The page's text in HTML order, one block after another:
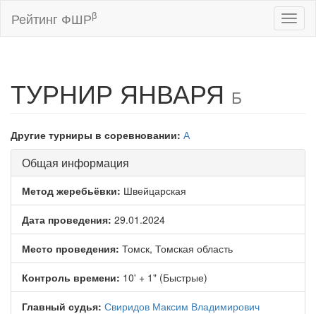
Рейтинг ФШРβ
ТУРНИР ЯНВАРЯ Б
Другие турниры в соревновании: А
Общая информация
Метод жеребьёвки: Швейцарская
Дата проведения: 29.01.2024
Место проведения: Томск, Томская область
Контроль времени: 10' + 1" (Быстрые)
Главный судья: Свиридов Максим Владимирович